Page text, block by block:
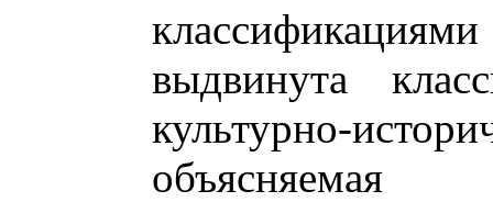
выдвинута
культурно-